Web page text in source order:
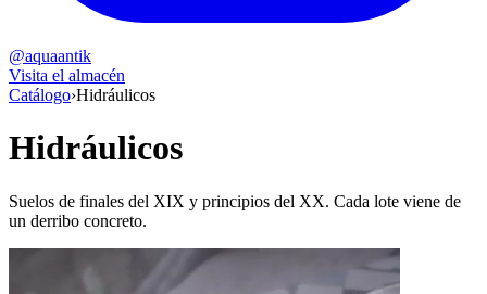
@aquaantik
Visita el almacén
Catálogo›Hidráulicos
Hidráulicos
Suelos de finales del XIX y principios del XX. Cada lote viene de
un derribo concreto.